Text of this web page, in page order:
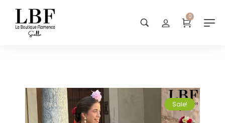
0
Sale!